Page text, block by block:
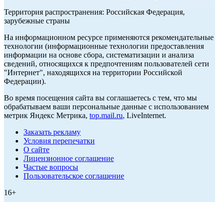
Территория распространения: Российская Федерация,
зарубежные страны
На информационном ресурсе применяются рекомендательные
технологии (информационные технологии предоставления
информации на основе сбора, систематизации и анализа
сведений, относящихся к предпочтениям пользователей сети
"Интернет", находящихся на территории Российской
Федерации).
Во время посещения сайта вы соглашаетесь с тем, что мы
обрабатываем ваши персональные данные с использованием
метрик Яндекс Метрика, top.mail.ru, LiveInternet.
Заказать рекламу
Условия перепечатки
О сайте
Лицензионное соглашение
Частые вопросы
Пользовательское соглашение
16+